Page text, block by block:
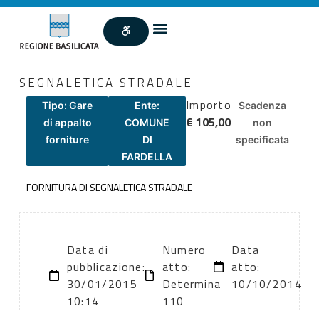
SEGNALETICA STRADALE
Tipo: Gare
di appalto
forniture
Ente:
COMUNE
DI
FARDELLA
Importo
€ 105,00
Scadenza
non
specificata
FORNITURA DI SEGNALETICA STRADALE
Data di
pubblicazione:
30/01/2015
10:14
Numero
atto:
Determina
110
Data
atto:
10/10/2014